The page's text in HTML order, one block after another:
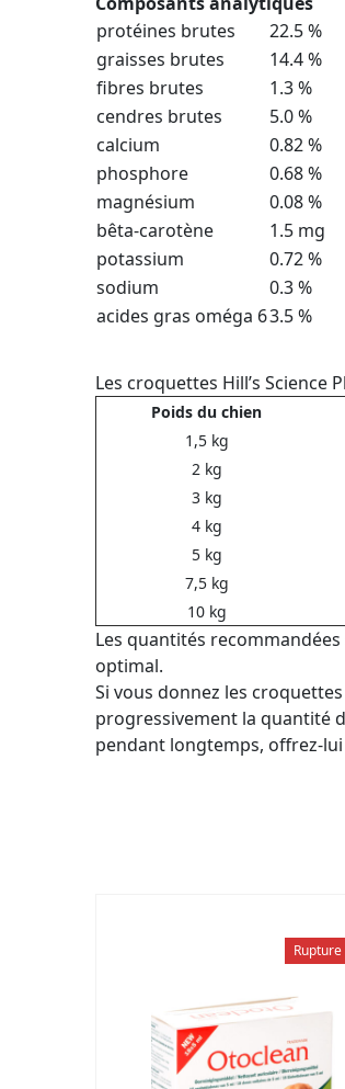
protéines brutes
22.5 %
graisses brutes
14.4 %
fibres brutes
1.3 %
cendres brutes
5.0 %
calcium
0.82 %
phosphore
0.68 %
magnésium
0.08 %
bêta-carotène
1.5 mg
potassium
0.72 %
sodium
0.3 %
acides gras oméga 63.5 %
Les croquettes Hill’s
Poids du chien
1,5 kg
2 kg
3 kg
4 kg
5 kg
7,5 kg
10 kg
Les quantités
optimal.
Si vous donnez les
progressivement la quantité
pendant longtemps, offrez-